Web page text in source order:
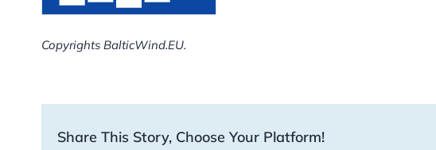
Copyrights BalticWind.EU.
Share This Story, Choose Your Platform!